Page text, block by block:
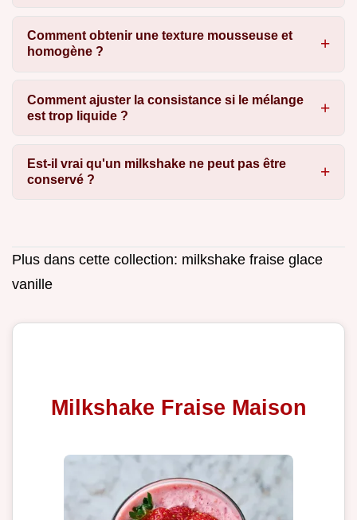
Comment obtenir une texture mousseuse et
homogène ?
Comment ajuster la consistance si le mélange
est trop liquide ?
Est-il vrai qu'un milkshake ne peut pas être
conservé ?
Plus dans cette collection: milkshake fraise glace
vanille
Milkshake Fraise Maison